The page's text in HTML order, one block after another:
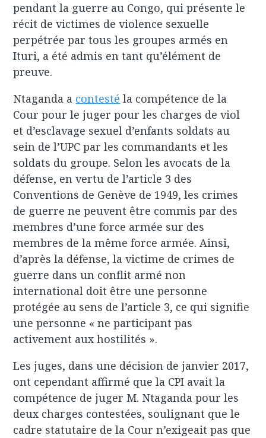
pendant la guerre au Congo, qui présente le
récit de victimes de violence sexuelle
perpétrée par tous les groupes armés en
Ituri, a été admis en tant qu’élément de
preuve.
Ntaganda a contesté la compétence de la
Cour pour le juger pour les charges de viol
et d’esclavage sexuel d’enfants soldats au
sein de l’UPC par les commandants et les
soldats du groupe. Selon les avocats de la
défense, en vertu de l’article 3 des
Conventions de Genève de 1949, les crimes
de guerre ne peuvent être commis par des
membres d’une force armée sur des
membres de la même force armée. Ainsi,
d’après la défense, la victime de crimes de
guerre dans un conflit armé non
international doit être une personne
protégée au sens de l’article 3, ce qui signifie
une personne « ne participant pas
activement aux hostilités ».
Les juges, dans une décision de janvier 2017,
ont cependant affirmé que la CPI avait la
compétence de juger M. Ntaganda pour les
deux charges contestées, soulignant que le
cadre statutaire de la Cour n’exigeait pas que